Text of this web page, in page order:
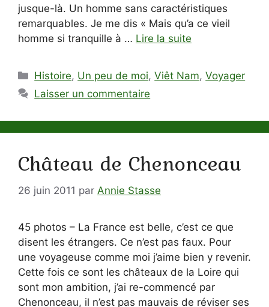
jusque-là. Un homme sans caractéristiques
remarquables. Je me dis « Mais qu’a ce vieil
homme si tranquille à … Lire la suite
Catégories
Histoire, Un peu de moi,Viêt Nam,Voyager
Laisser un commentaire
Château de Chenonceau
26 juin 2011 par Annie Stasse
45 photos – La France est belle, c’est ce que
disent les étrangers. Ce n’est pas faux. Pour
une voyageuse comme moi j’aime bien y revenir.
Cette fois ce sont les châteaux de la Loire qui
sont mon ambition, j’ai re-commencé par
Chenonceau, il n’est pas mauvais de réviser ses